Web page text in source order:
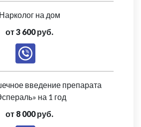
Нарколог на дом
от 3 600 руб.
введение препарата
на 1 год
от 8 000 руб.